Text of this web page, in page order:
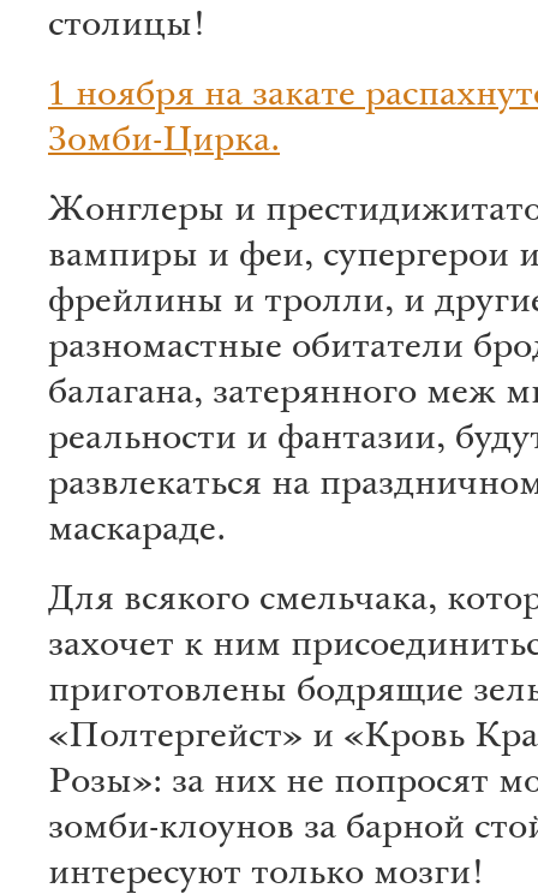
столицы!
1 ноября на закате
Зомби-Цирка.
Жонглеры и
вампиры и феи, супергерои
фрейлины и тролли, и
разномастные обитатели
балагана, затерянного меж
реальности и фантазии,
развлекаться на
маскараде.
Для всякого смельчака,
захочет к ним
приготовлены бодрящие
«Полтергейст» и «Кровь
Розы»: за них не попросят
зомби-клоунов за барной
интересуют только мозги!